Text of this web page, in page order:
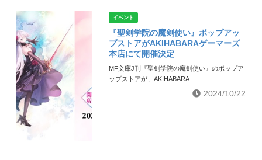
イベント
『聖剣学院の魔剣使い』ポップアッ
プストアがAKIHABARAゲーマーズ
本店にて開催決定
MF文庫J刊『聖剣学院の魔剣使い』のポップア
ップストアが、AKIHABARA...
2024/10/22